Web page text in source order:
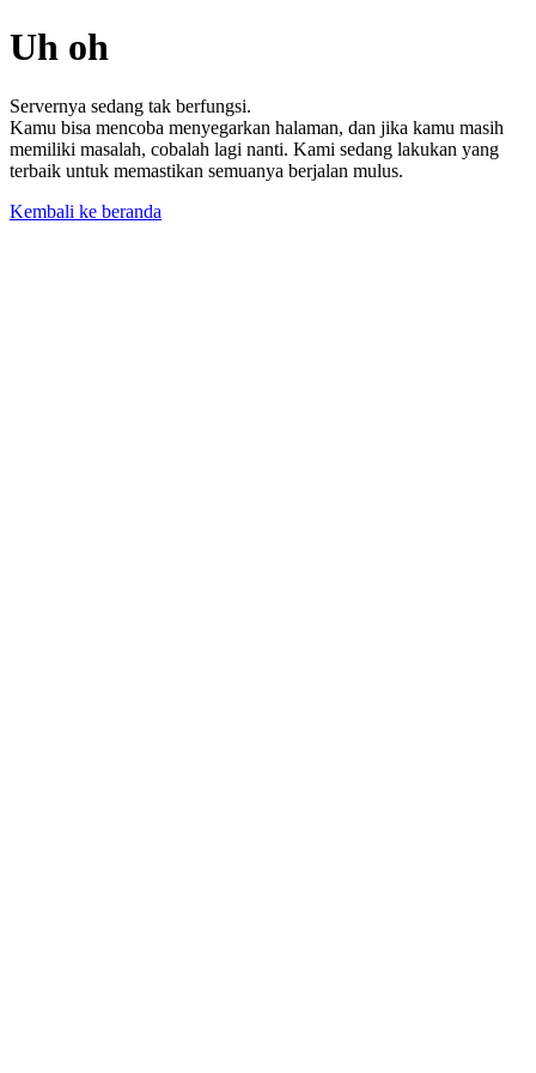
Uh oh
Servernya sedang tak berfungsi.
Kamu bisa mencoba menyegarkan halaman, dan jika kamu masih
memiliki masalah, cobalah lagi nanti. Kami sedang lakukan yang
terbaik untuk memastikan semuanya berjalan mulus.
Kembali ke beranda